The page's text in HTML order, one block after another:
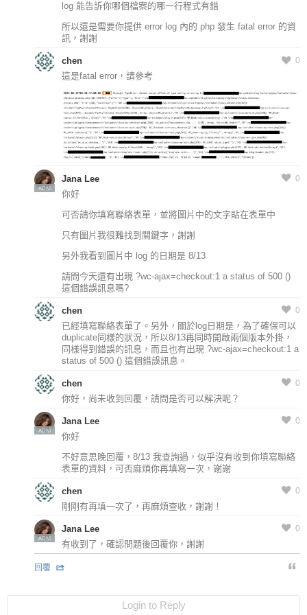
log 能告訴你哪個檔案的哪一行程式有錯
所以還是需要你提供 error log 內的 php 發生 fatal error 的資
訊，謝謝
0
chen
這是fatal error，請參考
ADM
0
Jana Lee
你好
可否請你填寫聯絡表單，並將圖片中的文字貼在表單中
只有圖片我很難找到關鍵字，謝謝
另外我看到圖片中 log 的日期是 8/13
請問今天還有出現 ?wc-ajax=checkout:1 a status of 500 ()
這個錯誤訊息嗎?
0
chen
已經填寫聯絡表單了。另外，關於log日期是，為了確保可以
duplicate同樣的狀況，所以8/13再同時開啟兩個版本外掛，
同樣得到錯誤的訊息，而且也有出現 ?wc-ajax=checkout:1 a
status of 500 () 這個錯誤訊息。
0
chen
你好，尚未收到回覆，請問是否可以解決呢？
ADM
0
Jana Lee
你好
不好意思晚回覆，8/13 我查詢過，似乎沒有收到你填寫聯絡
表單的資料，可否麻煩你再填寫一次，謝謝
0
chen
剛剛有再填一次了，再麻煩查收，謝謝！
ADM
0
Jana Lee
有收到了，確認問題後回覆你，謝謝
回覆
Login to Reply